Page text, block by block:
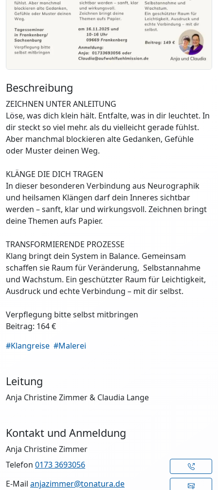
Beschreibung
ZEICHNEN UNTER ANLEITUNG
Löse, was dich klein hält. Entfalte, was in dir leuchtet. In
dir steckt so viel mehr. als du vielleicht gerade fühlst.
Aber manchmal blockieren alte Gedanken, Gefühle
oder Muster deinen Weg.
KLÄNGE DIE DICH TRAGEN
In dieser besonderen Verbindung aus Neurographik
und heilsamen Klängen darf dein Inneres sichtbar
werden – sanft, klar und wirkungsvoll. Zeichnen bringt
deine Themen aufs Papier.
TRANSFORMIERENDE PROZESSE
Klang bringt dein System in Balance. Gemeinsam
schaffen sie Raum für Veränderung, Selbstannahme
und Wachstum. Ein geschützter Raum für Leichtigkeit,
Ausdruck und echte Verbindung – mit dir selbst.
Verpflegung bitte selbst mitbringen
Beitrag: 164 €
#Klangreise #Malerei
Leitung
Anja Christine Zimmer & Claudia Lange
Kontakt und Anmeldung
Anja Christine Zimmer
Telefon 0173 3693056
E-Mail anjazimmer@tonatura.de